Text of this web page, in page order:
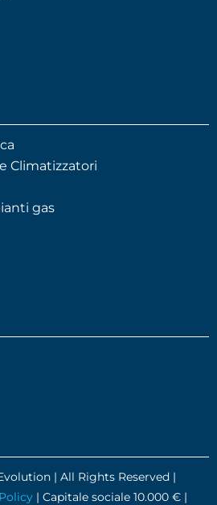
Climatizzatori
gas
| All Rights Reserved |
| Capitale sociale 10.000 € |